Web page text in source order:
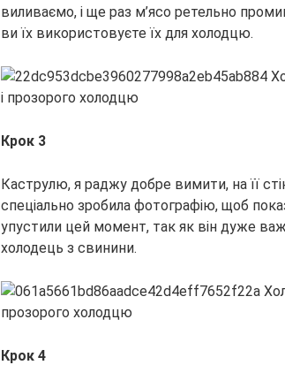
виливаємо, і ще раз м’ясо ретельно
ви їх використовуєте їх для холодцю.
Крок 3
Каструлю, я раджу добре вимити, на її
спеціально зробила фотографію, щоб
упустили цей момент, так як він дуже
холодець з свинини.
Крок 4